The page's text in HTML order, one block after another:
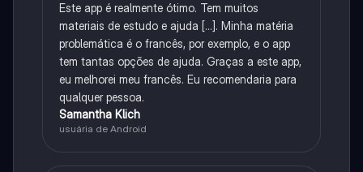
Este app é realmente ótimo. Tem muitos
materiais de estudo e ajuda [...]. Minha matéria
problemática é o francês, por exemplo, e o app
tem tantas opções de ajuda. Graças a este app,
eu melhorei meu francês. Eu recomendaria para
qualquer pessoa.
Samantha Klich
usuária de Android